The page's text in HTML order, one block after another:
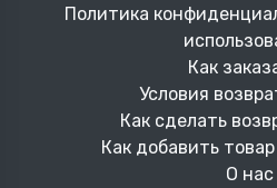
Политика
Как
Условия
Как сделать
Как добавить
О нас